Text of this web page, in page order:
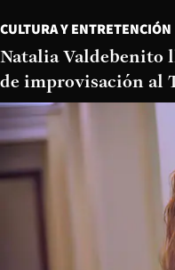
CULTURA Y ENTRETENCIÓN
Natalia Valdebenito
de improvisación al